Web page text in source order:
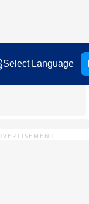
Select Language